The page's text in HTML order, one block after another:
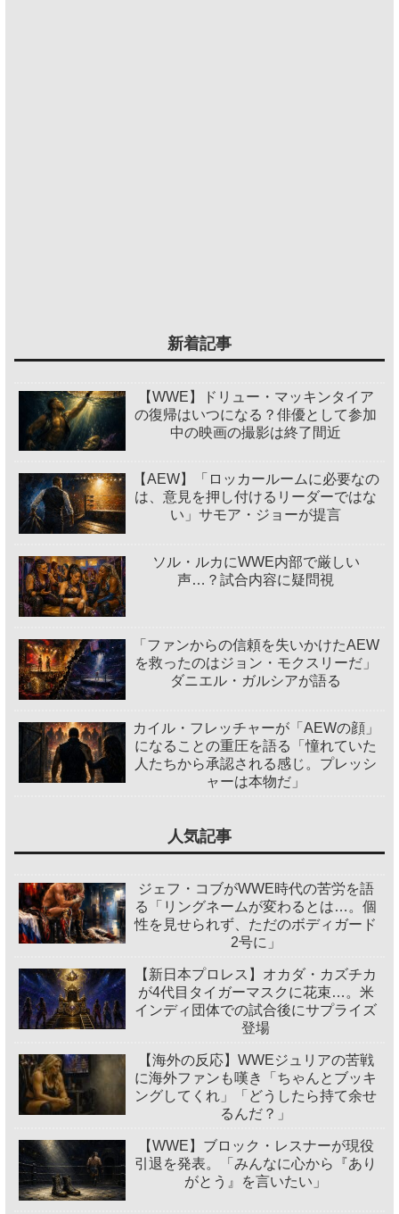
新着記事
【WWE】ドリュー・マッキンタイア
の復帰はいつになる？俳優として参加
中の映画の撮影は終了間近
【AEW】「ロッカールームに必要なの
は、意見を押し付けるリーダーではな
い」サモア・ジョーが提言
ソル・ルカにWWE内部で厳しい
声…？試合内容に疑問視
「ファンからの信頼を失いかけたAEW
を救ったのはジョン・モクスリーだ」
ダニエル・ガルシアが語る
カイル・フレッチャーが「AEWの顔」
になることの重圧を語る「憧れていた
人たちから承認される感じ。プレッシ
ャーは本物だ」
人気記事
ジェフ・コブがWWE時代の苦労を語
る「リングネームが変わるとは…。個
性を見せられず、ただのボディガード
2号に」
【新日本プロレス】オカダ・カズチカ
が4代目タイガーマスクに花束…。米
インディ団体での試合後にサプライズ
登場
【海外の反応】WWEジュリアの苦戦
に海外ファンも嘆き「ちゃんとブッキ
ングしてくれ」「どうしたら持て余せ
るんだ？」
【WWE】ブロック・レスナーが現役
引退を発表。「みんなに心から『あり
がとう』を言いたい」